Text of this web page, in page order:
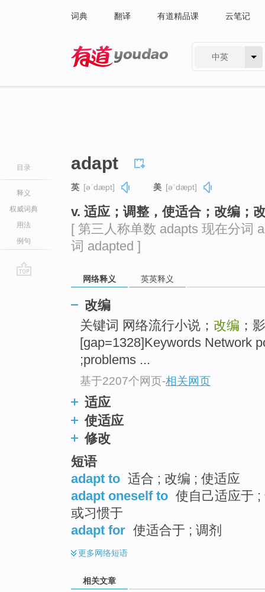
词典 翻译 有道精品课 云笔记
中英
目录
释义
权威词典
用法
例句
adapt
英 [əˈdæpt] 美 [əˈdæpt]
v. 适应；调整，使适合；改编；
[ 第三人称单数 adapts 现在分词
词 adapted ]
网络释义 英英释义
改编
关键词 网络流行小说； 改编 ；
[gap=1328]Keywords Network
;problems ...
基于2207个网页-相关网页
适应
使适应
修改
短语
adapt to 适合 ; 改编 ; 使适应
adapt oneself to 使自己适应于
或习惯于
adapt for 使适合于 ; 调剂
更多网络短语
相关文章